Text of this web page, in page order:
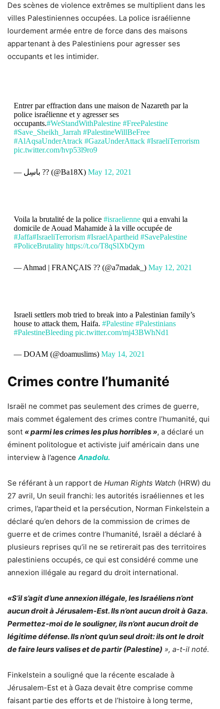
Des scènes de violence extrêmes se multiplient dans les
villes Palestiniennes occupées. La police israélienne
lourdement armée entre de force dans des maisons
appartenant à des Palestiniens pour agresser ses
occupants et les intimider.
Entrer par effraction dans une maison de Nazareth par la
police israélienne et y agresser ses
occupants.#WeStandWithPalestine #FreePalestine
#Save_Sheikh_Jarrah #PalestineWillBeFree
#AlAqsaUnderAtrack #GazaUnderAttack #IsraeliTerrorism
pic.twitter.com/hvp53l9ro9
— باسِل ?? (@Ba18X) May 12, 2021
Voila la brutalité de la police #israeliennequi a envahi la
domicile de Aouad Mahamide à la ville occupée de
#Jaffa#IsraeliTerrorism #IsraelApartheid #SavePalestine
#PoliceBrutality https://t.co/T8qSlXbQym
— Ahmad | FRANÇAIS ?? (@a7madak_) May 12, 2021
Israeli settlers mob tried to break into a Palestinian family’s
house to attack them, Haifa. #Palestine #Palestinians
#PalestineBleeding pic.twitter.com/mj43BWhNd1
— DOAM (@doamuslims) May 14, 2021
Crimes contre l’humanité
Israël ne commet pas seulement des crimes de guerre,
mais commet également des crimes contre l’humanité, qui
sont « parmi les crimes les plus horribles », a déclaré un
éminent politologue et activiste juif américain dans une
interview à l’agenceAnadolu.
Se référant à un rapport de Human Rights Watch (HRW) du
27 avril, Un seuil franchi: les autorités israéliennes et les
crimes, l’apartheid et la persécution, Norman Finkelstein a
déclaré qu’en dehors de la commission de crimes de
guerre et de crimes contre l’humanité, Israël a déclaré à
plusieurs reprises qu’il ne se retirerait pas des territoires
palestiniens occupés, ce qui est considéré comme une
annexion illégale au regard du droit international.
«S’il s’agit d’une annexion illégale, les Israéliens n’ont
aucun droit à Jérusalem-Est. Ils n’ont aucun droit à Gaza.
Permettez-moi de le souligner, ils n’ont aucun droit de
légitime défense. Ils n’ont qu’un seul droit: ils ont le droit
de faire leurs valises et de partir (Palestine) », a-t-il noté.
Finkelstein a souligné que la récente escalade à
Jérusalem-Est et à Gaza devait être comprise comme
faisant partie des efforts et de l’histoire à long terme,